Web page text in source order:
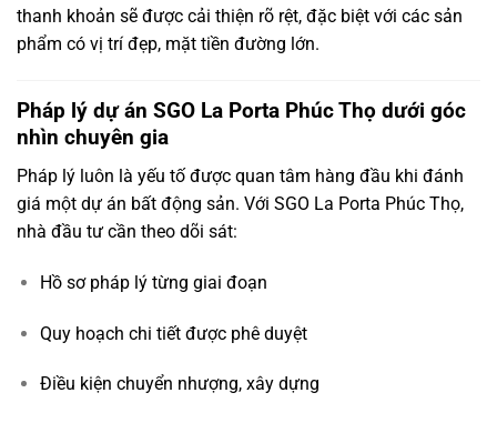
thanh khoản sẽ được cải thiện rõ rệt, đặc biệt với các sản
phẩm có vị trí đẹp, mặt tiền đường lớn.
Pháp lý dự án SGO La Porta Phúc Thọ dưới góc
nhìn chuyên gia
Pháp lý luôn là yếu tố được quan tâm hàng đầu khi đánh
giá một dự án bất động sản. Với SGO La Porta Phúc Thọ,
nhà đầu tư cần theo dõi sát:
Hồ sơ pháp lý từng giai đoạn
Quy hoạch chi tiết được phê duyệt
Điều kiện chuyển nhượng, xây dựng